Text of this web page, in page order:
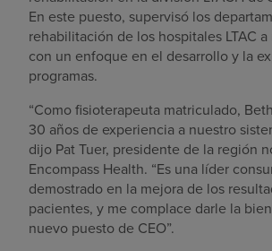
En este puesto, supervisó los
rehabilitación de los hospitales LTAC
con un enfoque en el desarrollo y la
programas.
“Como fisioterapeuta matriculado,
30 años de experiencia a nuestro
dijo Pat Tuer, presidente de la región
Encompass Health. “Es una líder
demostrado en la mejora de los
pacientes, y me complace darle la
nuevo puesto de CEO”.